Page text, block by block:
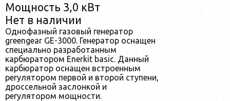
Мощность 3,0 кВт
Нет в наличии
Однофазный газовый генератор
greengear GE-3000. Генератор оснащен
специально разработанным
карбюратором Enerkit basic. Данный
карбюратор оснащен встроенным
регулятором первой и второй ступени,
дроссельной заслонкой и
регулятором мощности.